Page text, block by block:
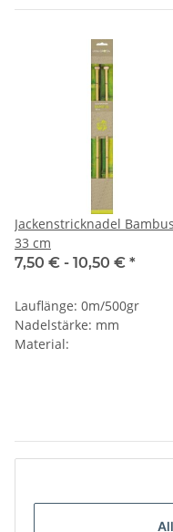
Jackenstricknadel Bambus
33 cm
7,50 € - 10,50 € *
Lauflänge: 0m/500gr
Nadelstärke: mm
Material: